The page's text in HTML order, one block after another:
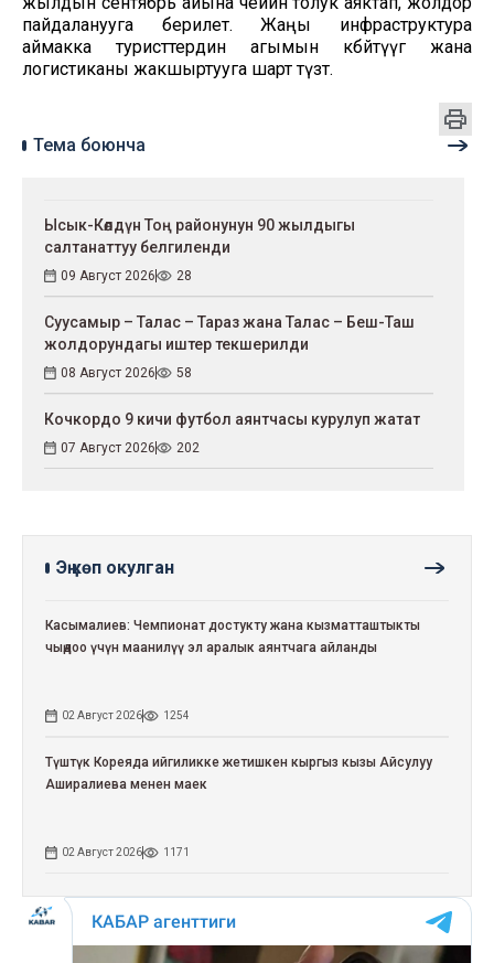
пайдаланууга берилет. Жаңы инфраструктура
аймакка туристтердин агымын көбөйтүүгө жана
логистиканы жакшыртууга шарт түзөт.
Тема боюнча
Ысык-Көлдүн Тоң районунун 90 жылдыгы
салтанаттуу белгиленди
09 Август 2026 28
Суусамыр – Талас – Тараз жана Талас – Беш-Таш
жолдорундагы иштер текшерилди
08 Август 2026 58
Кочкордо 9 кичи футбол аянтчасы курулуп жатат
07 Август 2026 202
Эң көп окулган
Касымалиев: Чемпионат достукту жана кызматташтыкты
чыңдоо үчүн маанилүү эл аралык аянтчага айланды
02 Август 2026 1254
Түштүк Кореяда ийгиликке жетишкен кыргыз кызы Айсулуу
Аширалиева менен маек
02 Август 2026 1171